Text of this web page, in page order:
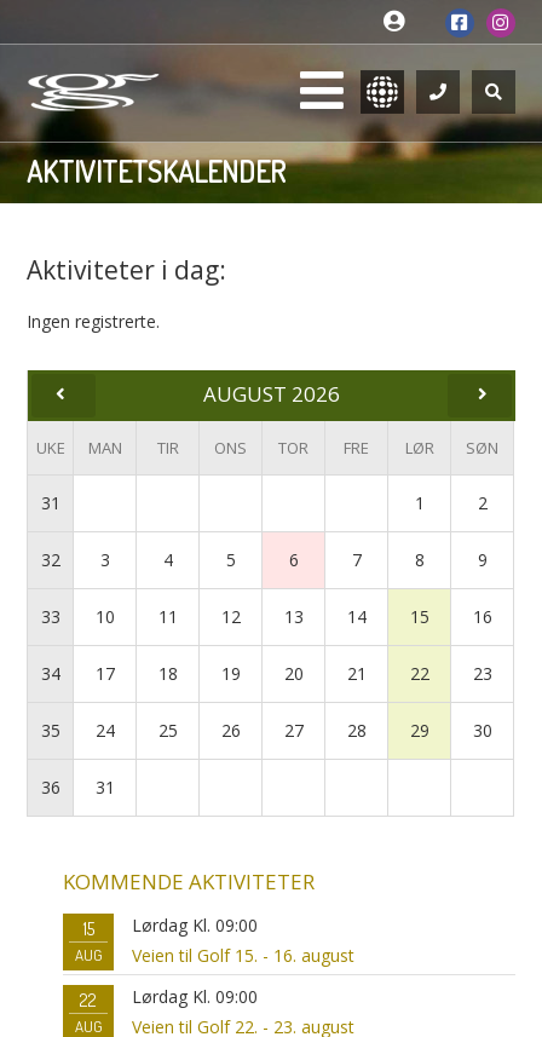
AKTIVITETSKALENDER
Aktiviteter i dag:
Ingen registrerte.
AUGUST 2026
UKE MAN TIR ONS TOR FRE LØR SØN
31 1 2
32 3 4 5 6 7 8 9
33 10 11 12 13 14 15 16
34 17 18 19 20 21 22 23
35 24 25 26 27 28 29 30
36 31
KOMMENDE AKTIVITETER
15
AUG
Lørdag Kl. 09:00
Veien til Golf 15. - 16. august
22
AUG
Lørdag Kl. 09:00
Veien til Golf 22. - 23. august